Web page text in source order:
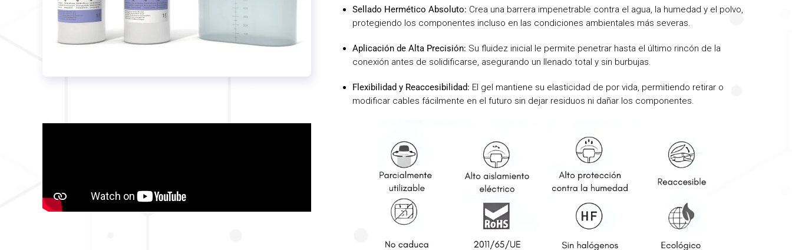
Sellado Hermético Absoluto: Crea una barrera impenetrable contra el agua, la humedad y el polvo,
protegiendo los componentes incluso en las condiciones ambientales más severas.
Aplicación de Alta Precisión: Su fluidez inicial le permite penetrar hasta el último rincón de la
conexión antes de solidificarse, asegurando un llenado total y sin burbujas.
Flexibilidad y Reaccesibilidad: El gel mantiene su elasticidad de por vida, permitiendo retirar o
modificar cables fácilmente en el futuro sin dejar residuos ni dañar los componentes.